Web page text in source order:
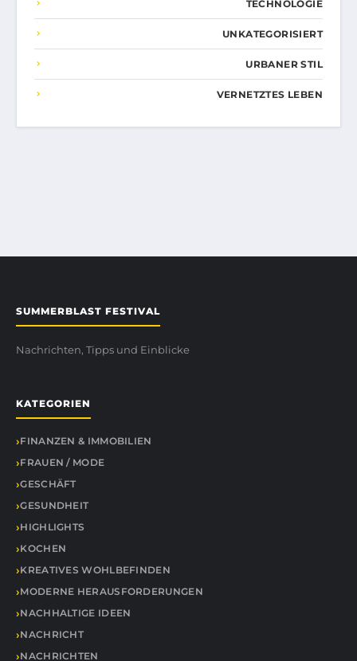
TECHNOLOGIE
UNKATEGORISIERT
URBANER STIL
VERNETZTES LEBEN
SUMMERBLAST FESTIVAL
Nachrichten, Tipps und Einblicke
KATEGORIEN
FINANZEN & IMMOBILIEN
FRAUEN / MODE
GESCHÄFT
GESUNDHEIT
HIGHLIGHTS
KOCHEN
KREATIVES WOHLBEFINDEN
MODERNE HERAUSFORDERUNGEN
NACHHALTIGE IDEEN
NACHRICHT
NACHRICHTEN